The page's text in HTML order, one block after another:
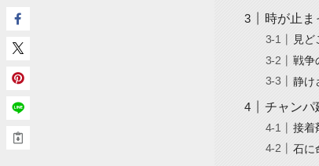
時が止ま
見
戦争
静け
チャンパ
接着
石に